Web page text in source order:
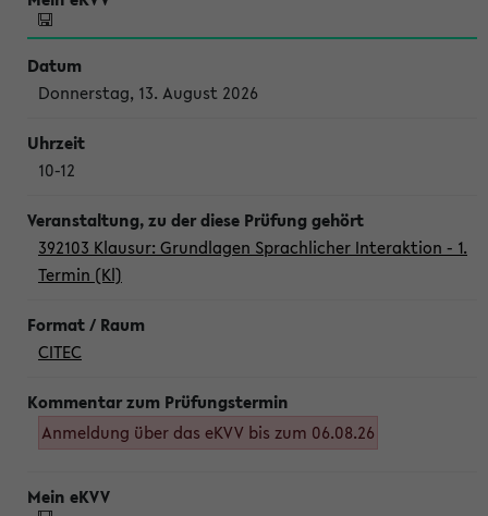
Donnerstag, 13. August 2026
10-12
392103 Klausur: Grundlagen Sprachlicher Interaktion - 1.
Termin (Kl)
CITEC
Anmeldung über das eKVV bis zum 06.08.26